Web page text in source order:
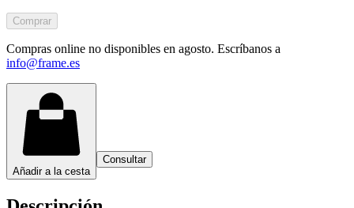
Comprar
Compras online no disponibles en agosto. Escríbanos a
info@frame.es
Añadir a la cesta
Consultar